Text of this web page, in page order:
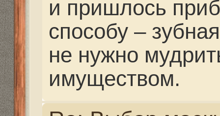
теоретически верно.
равно маску
будет из жесткого
кожа имеет свойства
счет этого под